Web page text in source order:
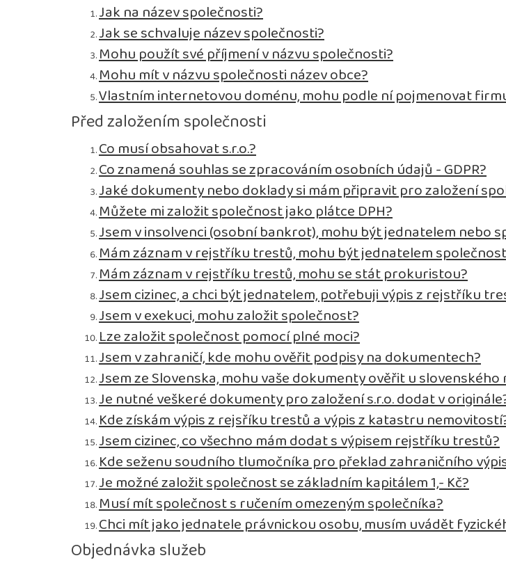
Jak na název společnosti?
Jak se schvaluje název společnosti?
Mohu použít své příjmení v názvu společnosti?
Mohu mít v názvu společnosti název obce?
Vlastním internetovou doménu, mohu podle ní pojmenovat
Před založením společnosti
Co musí obsahovat s.r.o.?
Co znamená souhlas se zpracováním osobních údajů - GDPR?
Jaké dokumenty nebo doklady si mám připravit pro založení
Můžete mi založit společnost jako plátce DPH?
Jsem v insolvenci (osobní bankrot), mohu být jednatelem nebo
Mám záznam v rejstříku trestů, mohu být jednatelem
Mám záznam v rejstříku trestů, mohu se stát prokuristou?
Jsem cizinec, a chci být jednatelem, potřebuji výpis z rejstříku
Jsem v exekuci, mohu založit společnost?
Lze založit společnost pomocí plné moci?
Jsem v zahraničí, kde mohu ověřit podpisy na dokumentech?
Jsem ze Slovenska, mohu vaše dokumenty ověřit u
Je nutné veškeré dokumenty pro založení s.r.o. dodat v
Kde získám výpis z rejsříku trestů a výpis z katastru
Jsem cizinec, co všechno mám dodat s výpisem rejstříku trestů?
Kde seženu soudního tlumočníka pro překlad zahraničního
Je možné založit společnost se základním kapitálem 1,- Kč?
Musí mít společnost s ručením omezeným společníka?
Chci mít jako jednatele právnickou osobu, musím uvádět
Objednávka služeb